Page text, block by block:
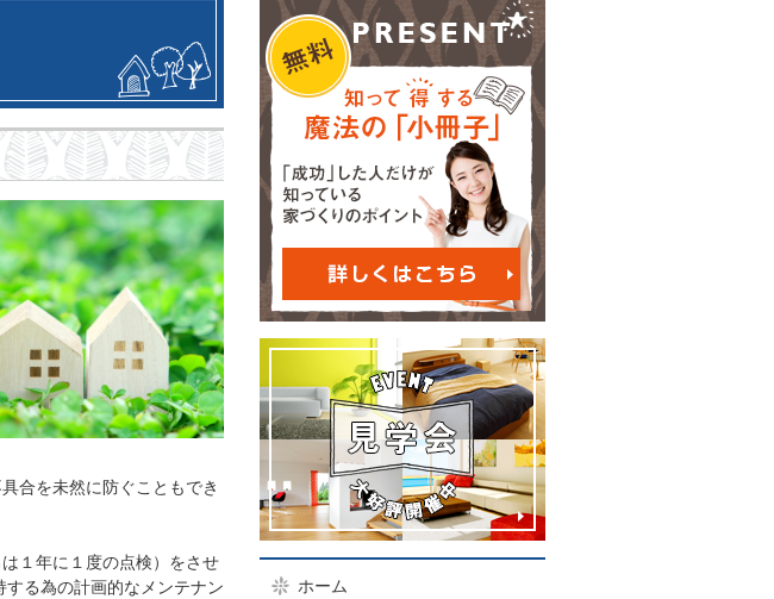
合を未然に防ぐこともでき
１年に１度の点検）をさせ
る為の計画的なメンテナン
ホーム